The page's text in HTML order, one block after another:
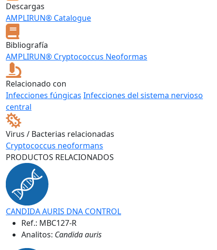
Descargas
AMPLIRUN® Catalogue
Bibliografía
AMPLIRUN® Cryptococcus Neoformas
Relacionado con
Infecciones fúngicas Infecciones del sistema nervioso
central
Virus / Bacterias relacionadas
Cryptococcus neoformans
PRODUCTOS RELACIONADOS
CANDIDA AURIS DNA CONTROL
Ref.: MBC127-R
Analitos: Candida auris